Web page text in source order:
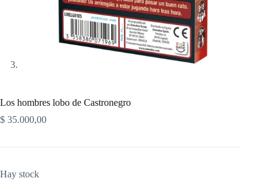
Los hombres lobo de Castronegro
$ 35.000,00
Hay stock